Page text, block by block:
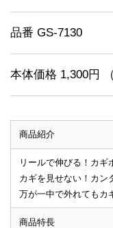
品番 GS-7130
本体価格 1,300円
商品紹介
リールで伸びる！カギ
カギを見せない！カン
万が一中で外れてもカ
商品特長